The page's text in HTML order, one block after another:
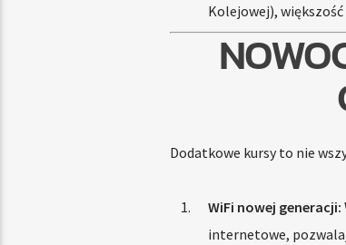
Kolejowej),
Dodatkowe kursy to nie
WiFi nowej generacji:
internetowe,